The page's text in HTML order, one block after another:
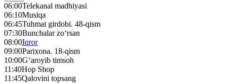
06:00Telekanal madhiyasi
06:10Musiqa
06:45Tuhmat girdobi. 48-qism
07:30Bunchalar zo‘rsan
08:00Iqror
09:00Parixona. 18-qism
10:00G‘aroyib timsoh
11:40Hop Shop
11:45Qalovini topsang